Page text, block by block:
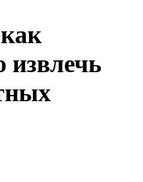
извлечь